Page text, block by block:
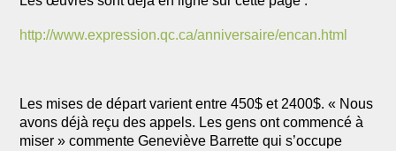
http://www.expression.qc.ca/anniversaire/encan.html
Les mises de départ varient entre 450$ et 2400$. « Nous
avons déjà reçu des appels. Les gens ont commencé à
miser » commente Geneviève Barrette qui s’occupe